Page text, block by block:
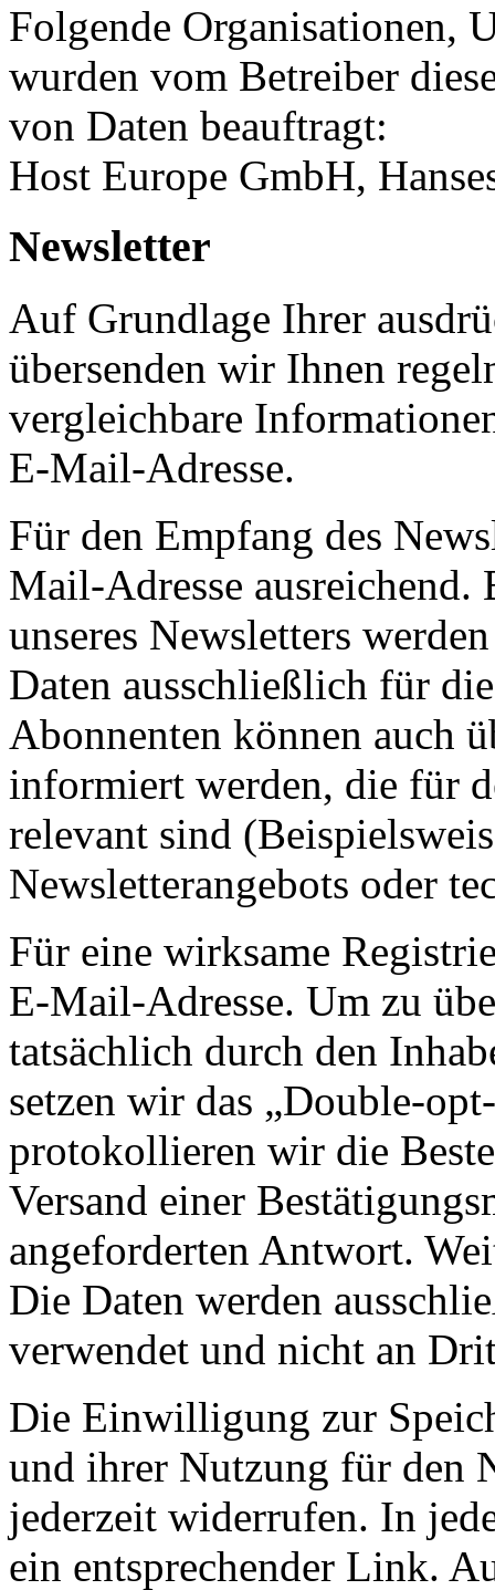
Folgende Organisationen,
wurden vom Betreiber
von Daten beauftragt:
Host Europe GmbH,
Newsletter
Auf Grundlage Ihrer
übersenden wir Ihnen
vergleichbare
E-Mail-Adresse.
Für den Empfang des
Mail-Adresse
unseres Newsletters
Daten ausschließlich für
Abonnenten können auch
informiert werden, die für
relevant sind
Newsletterangebots oder
Für eine wirksame
E-Mail-Adresse. Um zu
tatsächlich durch den
setzen wir das „Double-
protokollieren wir die
Versand einer
angeforderten Antwort.
Die Daten werden
verwendet und nicht an
Die Einwilligung zur
und ihrer Nutzung für den
jederzeit widerrufen. In
ein entsprechender Link.